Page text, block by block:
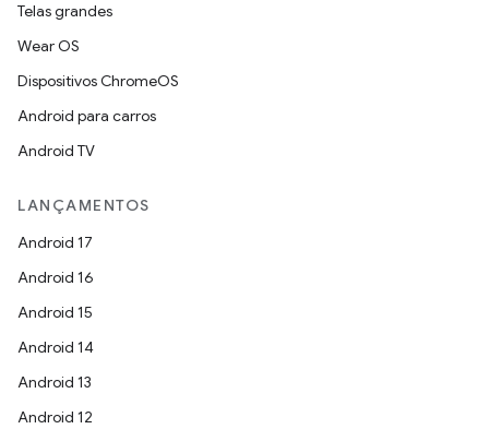
Telas grandes
Wear OS
Dispositivos ChromeOS
Android para carros
Android TV
LANÇAMENTOS
Android 17
Android 16
Android 15
Android 14
Android 13
Android 12